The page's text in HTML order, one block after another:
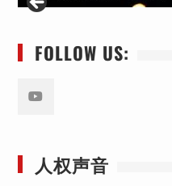
FOLLOW US:
人权声音